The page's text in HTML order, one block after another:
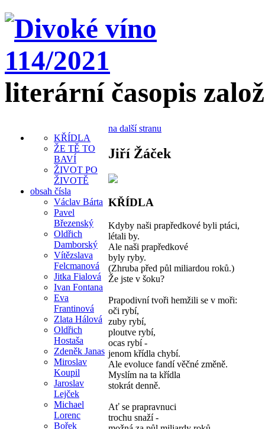
literární časopis
KŘÍDLA
ŽE TĚ TO
BAVÍ
ŽIVOT PO
ŽIVOTĚ
obsah čísla
Václav Bárta
Pavel
Březenský
Oldřich
Damborský
Vítězslava
Felcmanová
Jitka Fialová
Ivan Fontana
Eva
Frantinová
Zlata Hálová
Oldřich
Hostaša
Zdeněk Janas
Miroslav
Koupil
Jaroslav
Lejček
Michael
Lorenc
Bořek
na další stranu
Jiří Žáček
KŘÍDLA
Kdyby naši prapředkové byli ptáci,
létali by.
Ale naši prapředkové
byly ryby.
(Zhruba před půl miliardou roků.)
Že jste v šoku?
Prapodivní tvoři hemžili se v moři:
oči rybí,
zuby rybí,
ploutve rybí,
ocas rybí -
jenom křídla chybí.
Ale evoluce fandí věčné změně.
Myslím na ta křídla
stokrát denně.
Ať se prapravnuci
trochu snaží -